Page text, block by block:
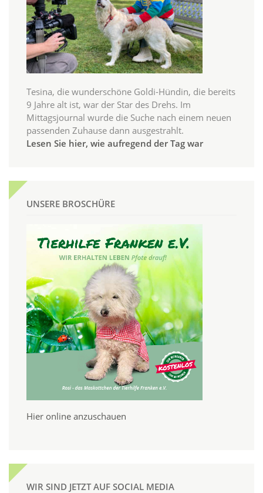
Tesina, die wunderschöne Goldi-Hündin, die bereits
9 Jahre alt ist, war der Star des Drehs. Im
Mittagsjournal wurde die Suche nach einem neuen
passenden Zuhause dann ausgestrahlt.
Lesen Sie hier, wie aufregend der Tag war
UNSERE BROSCHÜRE
Hier online anzuschauen
WIR SIND JETZT AUF SOCIAL MEDIA